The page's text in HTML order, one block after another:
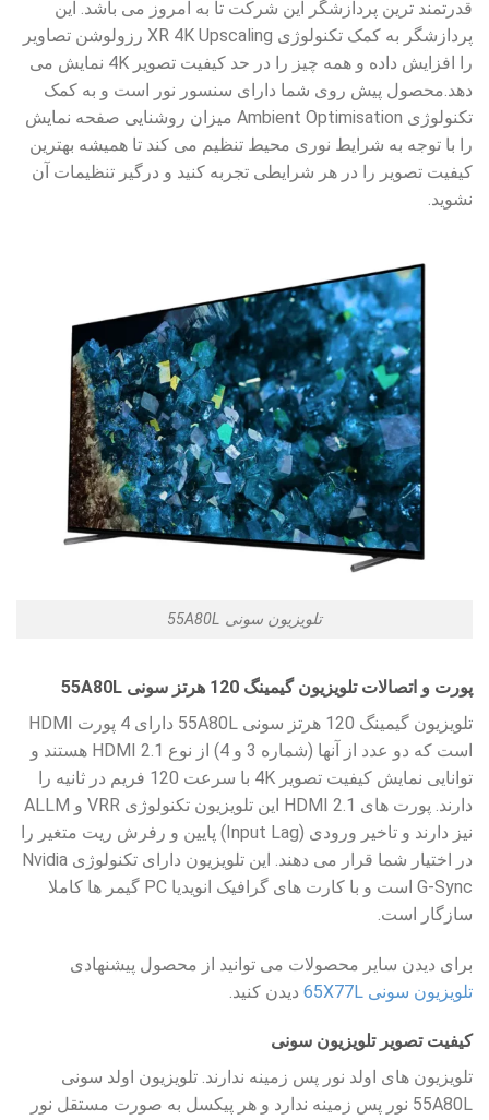
قدرتمند ترین پردازشگر این شرکت تا به امروز می باشد. این
پردازشگر به کمک تکنولوژی XR 4K Upscaling رزولوشن تصاویر
را افزایش داده و همه چیز را در حد کیفیت تصویر 4K نمایش می
دهد.محصول پیش روی شما دارای سنسور نور است و به کمک
تکنولوژی Ambient Optimisation میزان روشنایی صفحه نمایش
را با توجه به شرایط نوری محیط تنظیم می کند تا همیشه بهترین
کیفیت تصویر را در هر شرایطی تجربه کنید و درگیر تنظیمات آن
نشوید.
تلویزیون سونی 55A80L
پورت و اتصالات تلویزیون گیمینگ 120 هرتز سونی 55A80L
تلویزیون گیمینگ 120 هرتز سونی 55A80L دارای 4 پورت HDMI
است که دو عدد از آنها (شماره 3 و 4) از نوع HDMI 2.1 هستند و
توانایی نمایش کیفیت تصویر 4K با سرعت 120 فریم در ثانیه را
دارند. پورت های HDMI 2.1 این تلویزیون تکنولوژی VRR و ALLM
نیز دارند و تاخیر ورودی (Input Lag) پایین و رفرش ریت متغیر را
در اختیار شما قرار می دهند. این تلویزیون دارای تکنولوژی Nvidia
G-Sync است و با کارت های گرافیک انویدیا PC گیمر ها کاملا
سازگار است.
برای دیدن سایر محصولات می توانید از محصول پیشنهادی
تلویزیون سونی 65X77L
دیدن کنید.
کیفیت تصویر تلویزیون سونی
تلویزیون های اولد نور پس زمینه ندارند. تلویزیون اولد سونی
55A80L نور پس زمینه ندارد و هر پیکسل به صورت مستقل نور